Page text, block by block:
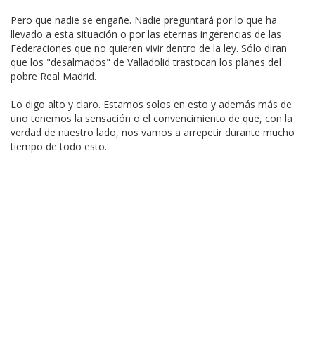
Pero que nadie se engañe. Nadie preguntará por lo que ha
llevado a esta situación o por las eternas ingerencias de las
Federaciones que no quieren vivir dentro de la ley. Sólo diran
que los "desalmados" de Valladolid trastocan los planes del
pobre Real Madrid.
Lo digo alto y claro. Estamos solos en esto y además más de
uno tenemos la sensación o el convencimiento de que, con la
verdad de nuestro lado, nos vamos a arrepetir durante mucho
tiempo de todo esto.